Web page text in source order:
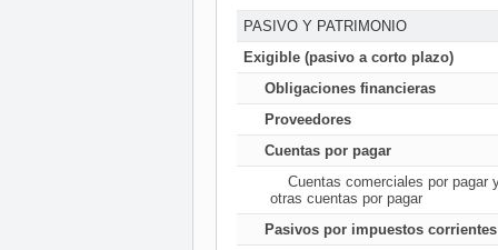
PASIVO Y PATRIMONIO
Exigible (pasivo a corto plazo)
Obligaciones financieras
Proveedores
Cuentas por pagar
Cuentas comerciales por pagar
otras cuentas por pagar
Pasivos por impuestos corrientes